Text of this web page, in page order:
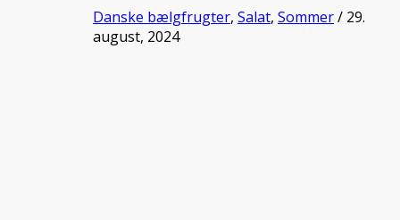
Danske bælgfrugter, Salat, Sommer/ 29.
august, 2024